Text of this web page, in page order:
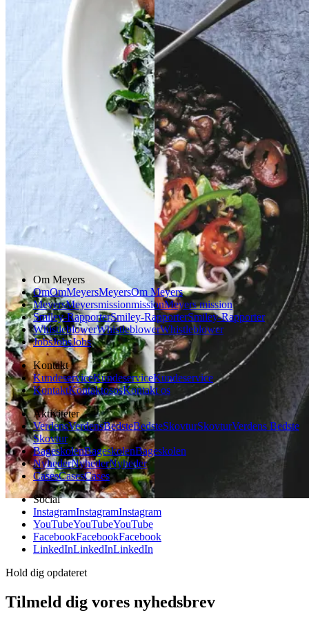
Bønnebiksemad
Bøn
medmed
svampe,
parmesan
Vegetarisk
ChiliChili concon
carnecarne
Gem opskrift
Mexicansk mad
Aftensmad
Om Meyers
OmOmMeyersMeyersOm Meyers
MeyersMeyersmissionmissionMeyers mission
Smiley-RapporterSmiley-RapporterSmiley-Rapporter
WhistleblowerWhistleblowerWhistleblower
JobsJobsJobs
Kontakt
KundeserviceKundeserviceKundeservice
KontaktKontaktososKontakt os
Aktiviteter
VerdensVerdensBedsteBedsteSkovturSkovturVerdens Bedste
Skovtur
BageskolenBageskolenBageskolen
NyhederNyhederNyheder
CasesCasesCases
Social
InstagramInstagramInstagram
YouTubeYouTubeYouTube
FacebookFacebookFacebook
LinkedInLinkedInLinkedIn
Hold dig opdateret
Tilmeld dig vores nyhedsbrev